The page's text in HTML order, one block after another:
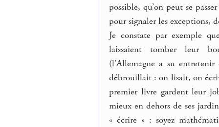
possible, qu’on peut se
pour signaler les exceptions,
Je constate par exemple
laissaient tomber leur
(l’Allemagne a su
débrouillait : on lisait, on
premier livre gardent leur
mieux en dehors de ses
« écrire » : soyez